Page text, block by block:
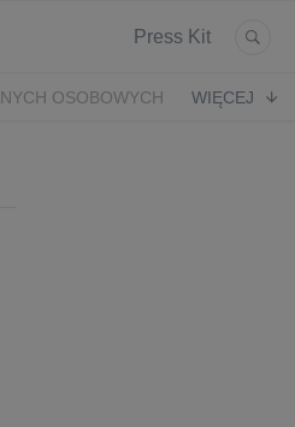
Press Kit
OSOBOWYCH
WIĘCEJ